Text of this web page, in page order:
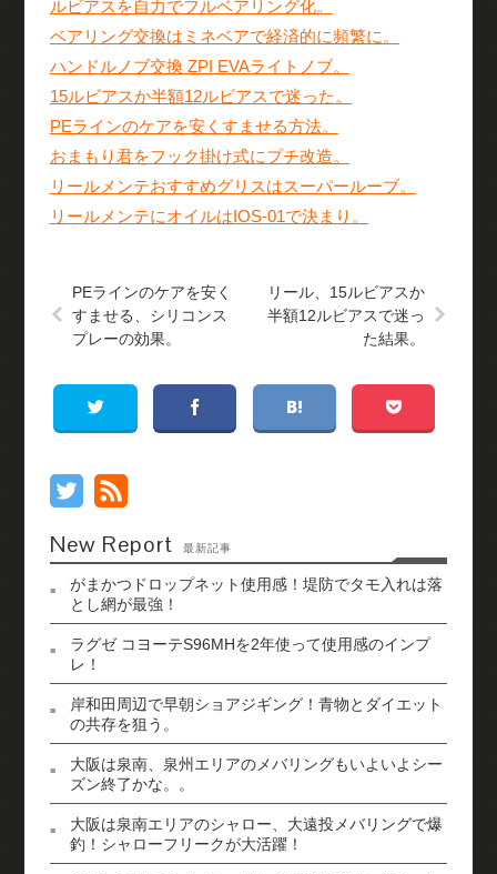
ルビアスを自力でフルベアリング化。
ベアリング交換はミネベアで経済的に頻繁に。
ハンドルノブ交換 ZPI EVAライトノブ。
15ルビアスか半額12ルビアスで迷った。
PEラインのケアを安くすませる方法。
おまもり君をフック掛け式にプチ改造。
リールメンテおすすめグリスはスーパールーブ。
リールメンテにオイルはIOS-01で決まり。
PEラインのケアを安く
すませる、シリコンス
プレーの効果。
リール、15ルビアスか
半額12ルビアスで迷っ
た結果。
New Report 最新記事
がまかつドロップネット使用感！堤防でタモ入れは落
とし網が最強！
ラグゼ コヨーテS96MHを2年使って使用感のインプ
レ！
岸和田周辺で早朝ショアジギング！青物とダイエット
の共存を狙う。
大阪は泉南、泉州エリアのメバリングもいよいよシー
ズン終了かな。。
大阪は泉南エリアのシャロー、大遠投メバリングで爆
釣！シャローフリークが大活躍！